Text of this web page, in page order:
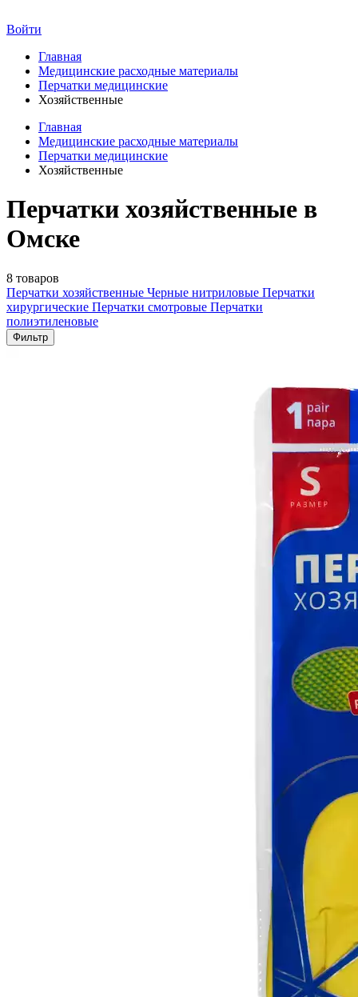
Войти
Главная
Медицинские расходные материалы
Перчатки медицинские
Хозяйственные
Главная
Медицинские расходные материалы
Перчатки медицинские
Хозяйственные
Перчатки хозяйственные в
Омске
8 товаров
Перчатки хозяйственные Черные нитриловые Перчатки
хирургические Перчатки смотровые Перчатки
полиэтиленовые
Фильтр